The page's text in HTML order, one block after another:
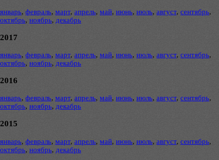
январь, февраль, март, апрель, май, июнь, июль, август, сентябрь,
октябрь, ноябрь, декабрь
2017
январь, февраль, март, апрель, май, июнь, июль, август, сентябрь,
октябрь, ноябрь, декабрь
2016
январь, февраль, март, апрель, май, июнь, июль, август, сентябрь,
октябрь, ноябрь, декабрь
2015
январь, февраль, март, апрель, май, июнь, июль, август, сентябрь,
октябрь, ноябрь, декабрь